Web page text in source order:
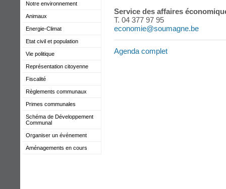
Notre environnement
Animaux
Energie-Climat
Etat civil et population
Vie politique
Représentation citoyenne
Fiscalité
Règlements communaux
Primes communales
Schéma de Développement
Communal
Organiser un événement
Aménagements en cours
Service des affaires
T. 04 377 97 95
economie@soumagne.be
Agenda complet